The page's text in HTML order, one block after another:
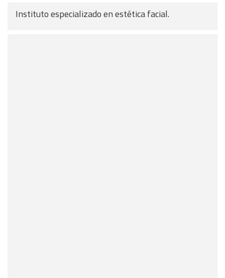
Instituto especializado en estética facial.